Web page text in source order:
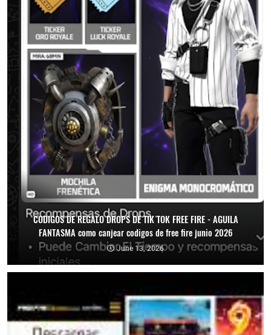
CODIGOS DE REGALO DROPS DE TIK TOK FREE FIRE - AGUILA
FANTASMA como canjear codigos de free fire junio 2026
June 13, 2026